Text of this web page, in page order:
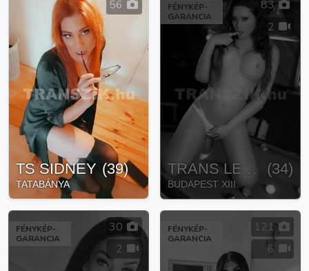
56
TS SIDNEY (39)
TATABÁNYA
FÉNYKÉP-
GARANCIA
83
2
TRANS LEONA (34)
BUDAPEST XIII.
FÉNYKÉP-
GARANCIA
30
2
FÉNYKÉP-
GARANCIA
121
6